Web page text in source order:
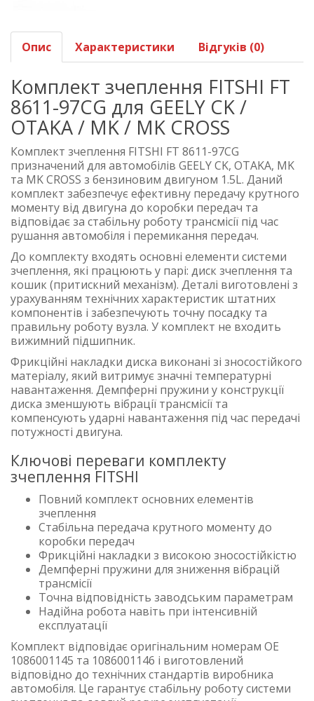
Опис Характеристики Відгуків (0)
Комплект зчеплення FITSHI FT
8611-97CG для GEELY CK /
OTAKA / MK / MK CROSS
Комплект зчеплення FITSHI FT 8611-97CG
призначений для автомобілів GEELY CK, OTAKA, MK
та MK CROSS з бензиновим двигуном 1.5L. Даний
комплект забезпечує ефективну передачу крутного
моменту від двигуна до коробки передач та
відповідає за стабільну роботу трансмісії під час
рушання автомобіля і перемикання передач.
До комплекту входять основні елементи системи
зчеплення, які працюють у парі: диск зчеплення та
кошик (притискний механізм). Деталі виготовлені з
урахуванням технічних характеристик штатних
компонентів і забезпечують точну посадку та
правильну роботу вузла. У комплект не входить
вижимний підшипник.
Фрикційні накладки диска виконані зі зносостійкого
матеріалу, який витримує значні температурні
навантаження. Демпферні пружини у конструкції
диска зменшують вібрації трансмісії та
компенсують ударні навантаження під час передачі
потужності двигуна.
Ключові переваги комплекту
зчеплення FITSHI
Повний комплект основних елементів
зчеплення
Стабільна передача крутного моменту до
коробки передач
Фрикційні накладки з високою зносостійкістю
Демпферні пружини для зниження вібрацій
трансмісії
Точна відповідність заводським параметрам
Надійна робота навіть при інтенсивній
експлуатації
Комплект відповідає оригінальним номерам OE
1086001145 та 1086001146 і виготовлений
відповідно до технічних стандартів виробника
автомобіля. Це гарантує стабільну роботу системи